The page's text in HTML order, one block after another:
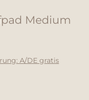
Medium
A/DE gratis